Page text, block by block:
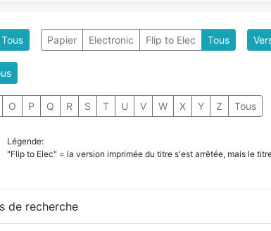
Tous Papier Electronic Flip to Elec Tous
O P Q R S T U V W X Y Z Tous
Légende:
"Flip to Elec" = la version imprimée du titre s'est arrêtée, mais le
de recherche